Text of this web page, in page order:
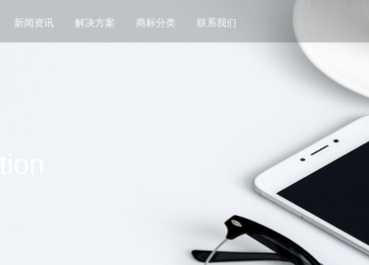
新闻资讯 解决方案 商标分类 联系我们